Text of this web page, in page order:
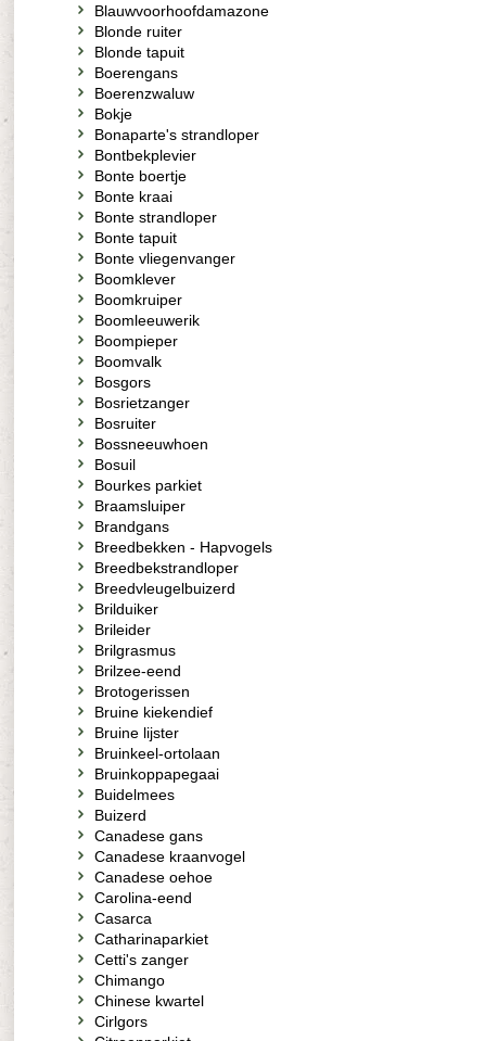
Blauwvoorhoofdamazone
Blonde ruiter
Blonde tapuit
Boerengans
Boerenzwaluw
Bokje
Bonaparte's strandloper
Bontbekplevier
Bonte boertje
Bonte kraai
Bonte strandloper
Bonte tapuit
Bonte vliegenvanger
Boomklever
Boomkruiper
Boomleeuwerik
Boompieper
Boomvalk
Bosgors
Bosrietzanger
Bosruiter
Bossneeuwhoen
Bosuil
Bourkes parkiet
Braamsluiper
Brandgans
Breedbekken - Hapvogels
Breedbekstrandloper
Breedvleugelbuizerd
Brilduiker
Brileider
Brilgrasmus
Brilzee-eend
Brotogerissen
Bruine kiekendief
Bruine lijster
Bruinkeel-ortolaan
Bruinkoppapegaai
Buidelmees
Buizerd
Canadese gans
Canadese kraanvogel
Canadese oehoe
Carolina-eend
Casarca
Catharinaparkiet
Cetti's zanger
Chimango
Chinese kwartel
Cirlgors